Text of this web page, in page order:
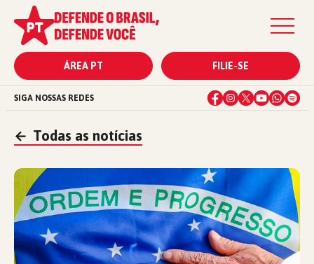
ÁREA PT FILIE-SE
SIGA NOSSAS REDES
← Todas as notícias